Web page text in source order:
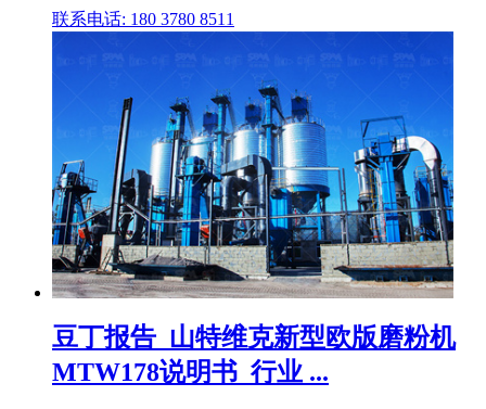
联系电话: 180 3780 8511
豆丁报告_山特维克新型欧版磨粉机
MTW178说明书_行业 ...